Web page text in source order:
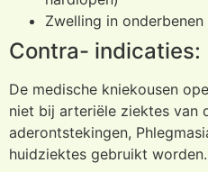
Zwelling in
Contra- indicaties:
De medische kniekousen
niet bij arteriële ziektes van
aderontstekingen,
huidziektes gebruikt worden.